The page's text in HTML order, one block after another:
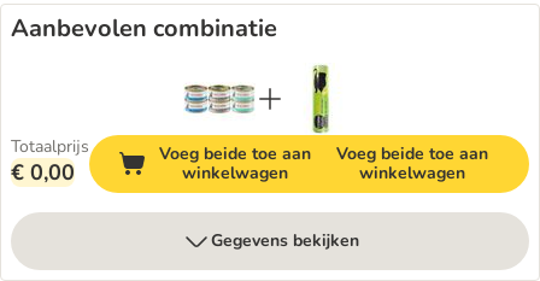
Aanbevolen combinatie
Totaalprijs
€ 0,00
Voeg beide toe aan
winkelwagen
Voeg beide toe aan
winkelwagen
Gegevens bekijken